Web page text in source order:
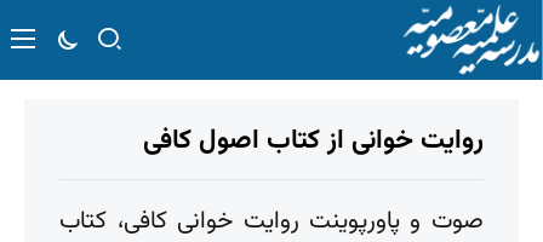
روایت خوانی از کتاب اصول کافی
صوت و پاورپوینت روایت خوانی کافی، کتاب